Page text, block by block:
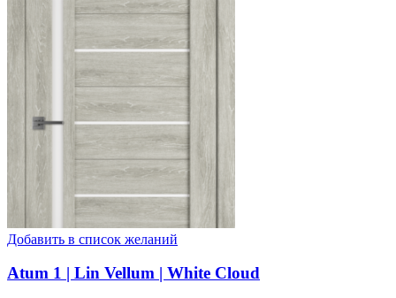
Добавить в список желаний
Atum 1 | Lin Vellum | White Cloud